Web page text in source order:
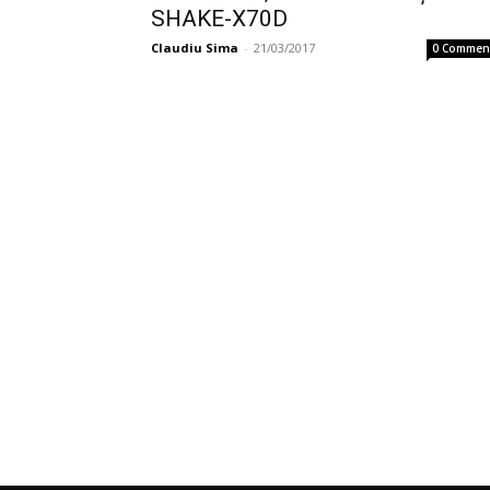
SHAKE-X70D
Claudiu Sima - 21/03/2017 0